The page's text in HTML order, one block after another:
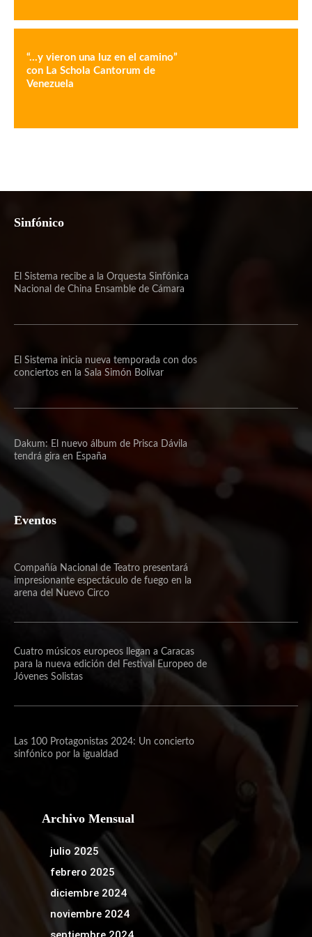
“…y vieron una luz en el camino”
con La Schola Cantorum de
Venezuela
Sinfónico
El Sistema recibe a la Orquesta Sinfónica
Nacional de China Ensamble de Cámara
El Sistema inicia nueva temporada con dos
conciertos en la Sala Simón Bolívar
Dakum: El nuevo álbum de Prisca Dávila
tendrá gira en España
Eventos
Compañía Nacional de Teatro presentará
impresionante espectáculo de fuego en la
arena del Nuevo Circo
Cuatro músicos europeos llegan a Caracas
para la nueva edición del Festival Europeo de
Jóvenes Solistas
Las 100 Protagonistas 2024: Un concierto
sinfónico por la igualdad
Archivo Mensual
julio 2025
febrero 2025
diciembre 2024
noviembre 2024